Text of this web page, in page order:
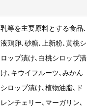
乳等を主要原料とする食品､
液鶏卵､砂糖､上新粉､黄桃シ
ロップ漬け､白桃シロップ漬
け､キウイフルーツ､みかん
シロップ漬け､植物油脂､ド
レンチェリー､マーガリン､